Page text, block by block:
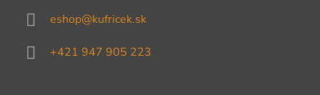
eshop@kufricek.sk
+421 947 905 223